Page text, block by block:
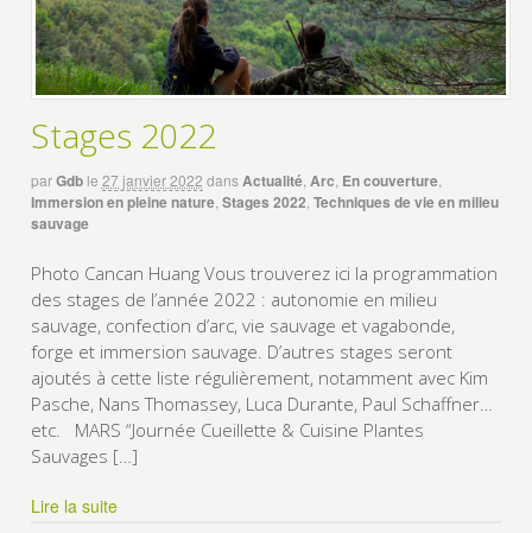
Stages 2022
parGdb le 27 janvier 2022 dansActualité, Arc En couverture,
Immersion en pleine nature, Stages 2022 Techniques de vie en milieu
sauvage
Photo Cancan Huang Vous trouverez ici la programmation
des stages de l’année 2022 : autonomie en milieu
sauvage, confection d’arc, vie sauvage et vagabonde,
forge et immersion sauvage. D’autres stages seront
ajoutés à cette liste régulièrement, notamment avec Kim
Pasche, Nans Thomassey, Luca Durante, Paul Schaffner…
etc. MARS “Journée Cueillette & Cuisine Plantes
Sauvages […]
Lire la suite